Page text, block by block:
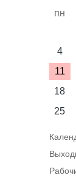
пн
4
11
18
25